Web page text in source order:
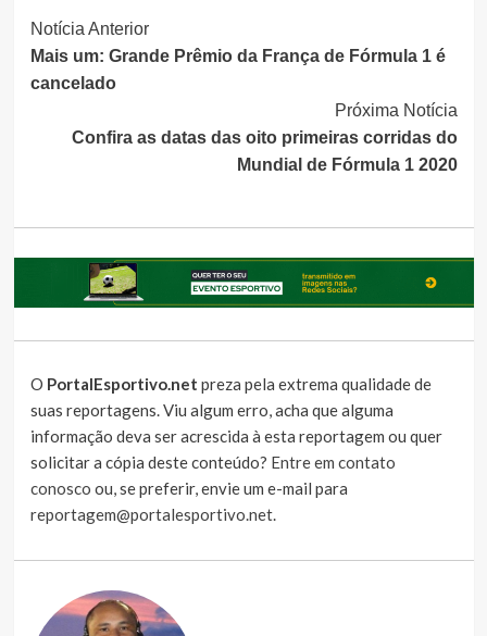
Continue
Lendo
Notícia Anterior
Mais um: Grande Prêmio da França de Fórmula 1 é
cancelado
Próxima Notícia
Confira as datas das oito primeiras corridas do
Mundial de Fórmula 1 2020
O PortalEsportivo.net preza pela extrema qualidade de
suas reportagens. Viu algum erro, acha que alguma
informação deva ser acrescida à esta reportagem ou quer
solicitar a cópia deste conteúdo? Entre em contato
conosco ou, se preferir, envie um e-mail para
reportagem@portalesportivo.net.